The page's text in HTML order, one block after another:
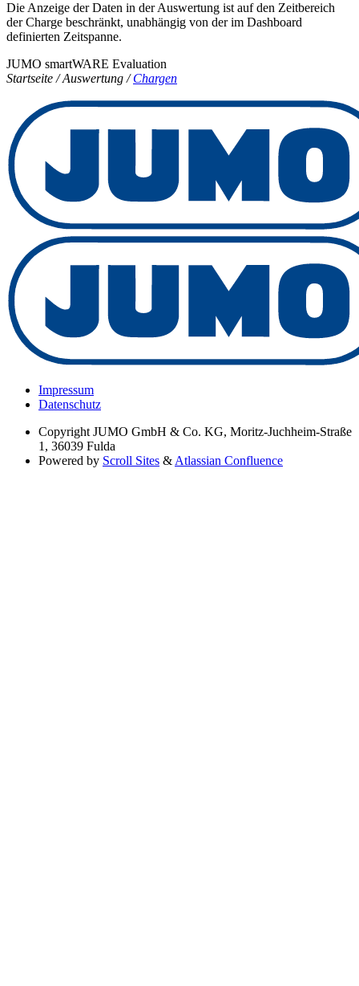
Die Anzeige der Daten in der Auswertung ist auf den Zeitbereich
der Charge beschränkt, unabhängig von der im Dashboard
definierten Zeitspanne.
JUMO smartWARE Evaluation
Startseite / Auswertung /Chargen
Impressum
Datenschutz
Copyright JUMO GmbH & Co. KG, Moritz-Juchheim-Straße
1, 36039 Fulda
Powered by Scroll Sites & Atlassian Confluence